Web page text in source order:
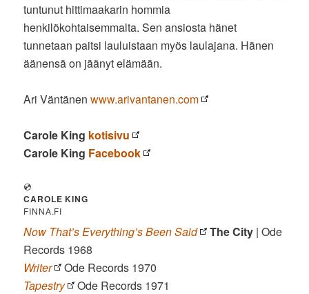
tuntunut hittimaakarin hommia
henkilökohtaisemmalta. Sen ansiosta hänet
tunnetaan paitsi lauluistaan myös laulajana. Hänen
äänensä on jäänyt elämään.
Ari Väntänenwww.arivantanen.com
Carole King kotisivu
Carole King Facebook
💿
CAROLE KING
FINNA.FI
Now That’s Everything’s Been Said The City | Ode
Records 1968
Writer
Ode Records 1970
Tapestry
Ode Records 1971